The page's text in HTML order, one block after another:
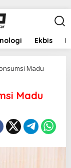
Ekbis
Madu
Madu